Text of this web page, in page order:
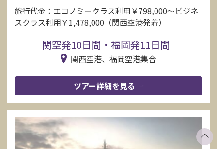
旅行代金：エコノミークラス利用￥798,000〜ビジネ
スクラス利用￥1,478,000（関西空港発着）
関空発10日間・福岡発11日間
関西空港、福岡空港集合
ツアー詳細を見る